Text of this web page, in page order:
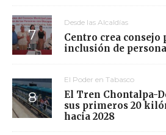
Desde las Alcaldías
Centro crea
inclusión de
El Poder en Tabasco
El Tren Chontalpa-
sus primeros 20
hacia 2028